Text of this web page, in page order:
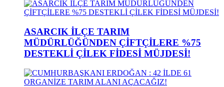
ASARCIK İLÇE TARIM
MÜDÜRLÜĞÜNDEN ÇİFTÇİLERE %75
DESTEKLİ ÇİLEK FİDESİ MÜJDESİ!